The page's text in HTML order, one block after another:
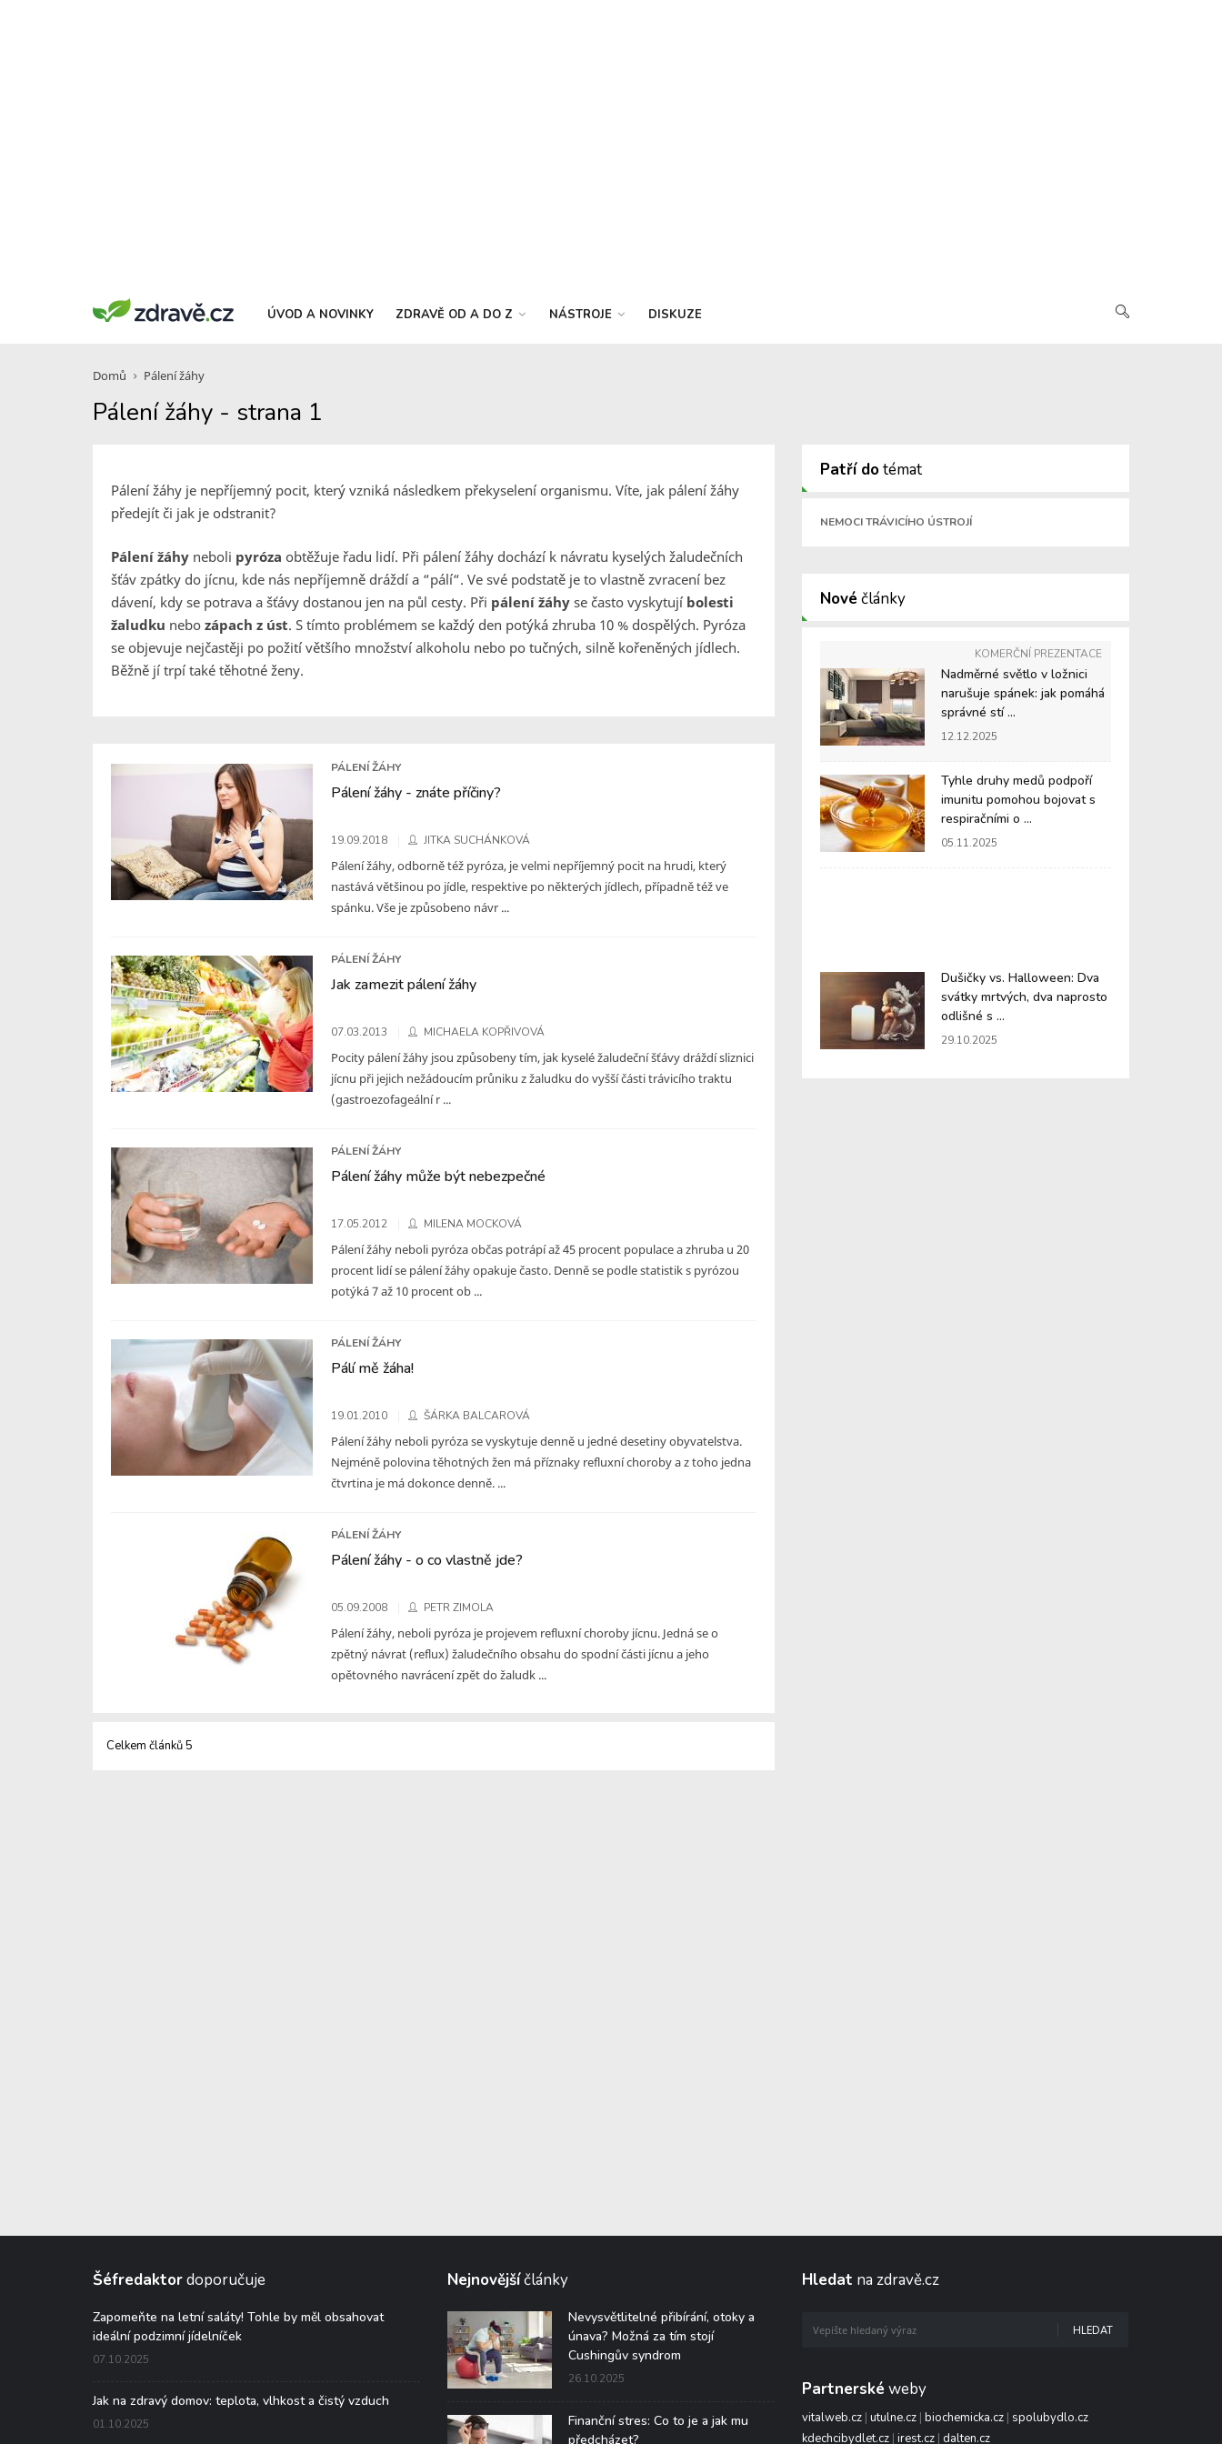
ÚVOD A NOVINKY ZDRAVĚ OD A DO Z NÁSTROJE DISKUZE
Domů Pálení žáhy
Pálení žáhy - strana 1
Pálení žáhy je nepříjemný pocit, který vzniká následkem překyselení organismu. Víte, jak pálení žáhy
předejít či jak je odstranit?
Pálení žáhy neboli pyróza obtěžuje řadu lidí. Při pálení žáhy dochází k návratu kyselých žaludečních
šťáv zpátky do jícnu, kde nás nepříjemně dráždí a “pálí“. Ve své podstatě je to vlastně zvracení bez
dávení, kdy se potrava a šťávy dostanou jen na půl cesty. Při pálení žáhy se často vyskytují bolesti
žaludku nebo zápach z úst. S tímto problémem se každý den potýká zhruba 10 % dospělých. Pyróza
se objevuje nejčastěji po požití většího množství alkoholu nebo po tučných, silně kořeněných jídlech.
Běžně jí trpí také těhotné ženy.
PÁLENÍ ŽÁHY
Pálení žáhy - znáte příčiny?
19.09.2018 JITKA SUCHÁNKOVÁ
Pálení žáhy, odborně též pyróza, je velmi nepříjemný pocit na hrudi, který
nastává většinou po jídle, respektive po některých jídlech, případně též ve
spánku. Vše je způsobeno návr ...
PÁLENÍ ŽÁHY
Jak zamezit pálení žáhy
07.03.2013 MICHAELA KOPŘIVOVÁ
Pocity pálení žáhy jsou způsobeny tím, jak kyselé žaludeční šťávy dráždí sliznici
jícnu při jejich nežádoucím průniku z žaludku do vyšší části trávicího traktu
(gastroezofageální r ...
PÁLENÍ ŽÁHY
Pálení žáhy může být nebezpečné
17.05.2012 MILENA MOCKOVÁ
Pálení žáhy neboli pyróza občas potrápí až 45 procent populace a zhruba u 20
procent lidí se pálení žáhy opakuje často. Denně se podle statistik s pyrózou
potýká 7 až 10 procent ob ...
PÁLENÍ ŽÁHY
Pálí mě žáha!
19.01.2010 ŠÁRKA BALCAROVÁ
Pálení žáhy neboli pyróza se vyskytuje denně u jedné desetiny obyvatelstva.
Nejméně polovina těhotných žen má příznaky refluxní choroby a z toho jedna
čtvrtina je má dokonce denně. ...
PÁLENÍ ŽÁHY
Pálení žáhy - o co vlastně jde?
05.09.2008 PETR ZIMOLA
Pálení žáhy, neboli pyróza je projevem refluxní choroby jícnu. Jedná se o
zpětný návrat (reflux) žaludečního obsahu do spodní části jícnu a jeho
opětovného navrácení zpět do žaludk ...
Celkem článků 5
Patří dotémat
NEMOCI TRÁVICÍHO ÚSTROJÍ
Nové články
KOMERČNÍ PREZENTACE
Nadměrné světlo v ložnici
narušuje spánek: jak pomáhá
správné stí ...
12.12.2025
Tyhle druhy medů podpoří
imunitu pomohou bojovat s
respiračními o ...
05.11.2025
Dušičky vs. Halloween: Dva
svátky mrtvých, dva naprosto
odlišné s ...
29.10.2025
Šéfredaktordoporučuje
Zapomeňte na letní saláty! Tohle by měl obsahovat
ideální podzimní jídelníček
07.10.2025
Jak na zdravý domov: teplota, vlhkost a čistý vzduch
01.10.2025
Nejnovějšíčlánky
Nevysvětlitelné přibírání, otoky a
únava? Možná za tím stojí
Cushingův syndrom
26.10.2025
Finanční stres: Co to je a jak mu
předcházet?
Hledat na zdravě.cz
HLEDAT
Partnerské weby
vitalweb.cz| utulne.cz| biochemicka.cz| spolubydlo.cz
kdechcibydlet.cz| irest.cz| dalten.cz